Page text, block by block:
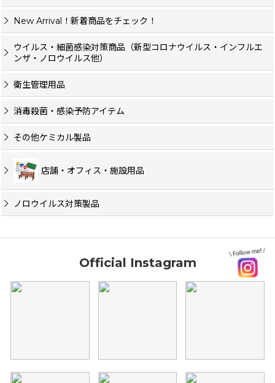
New Arrival！新着商品をチェック！
ウイルス・細菌感染対策商品（新型コロナウイルス・インフルエ
ンザ・ノロウイルス他）
衛生管理用品
消毒殺菌・感染予防アイテム
その他ケミカル製品
店舗・オフィス・施設用品
ノロウイルス対策製品
Official Instagram